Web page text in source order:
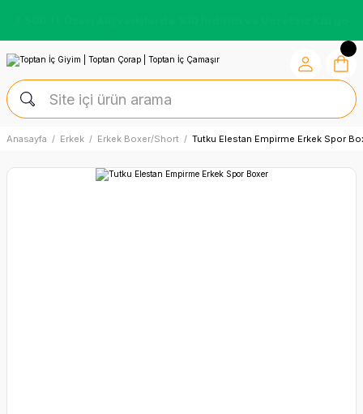
Anasayfa Erkek Erkek Boxer/Short Tutku Elestan Empirme Erkek Spor